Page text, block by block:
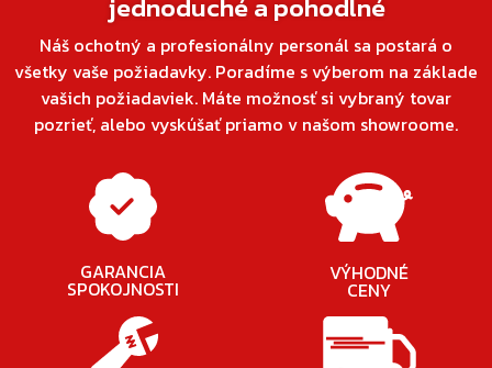
Náš ochotný a profesionálny personál sa postará o
všetky vaše požiadavky. Poradíme s výberom na základe
vašich požiadaviek. Máte možnosť si vybraný tovar
pozrieť, alebo vyskúšať priamo v našom showroome.
GARANCIA
SPOKOJNOSTI
VÝHODNÉ
CENY